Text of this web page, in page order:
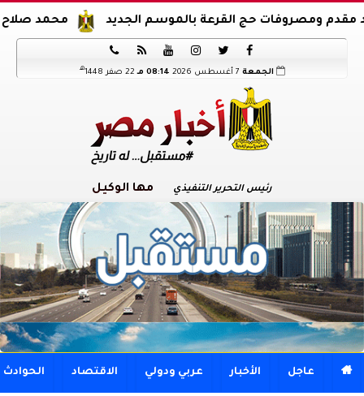
محمد صلاح يوقع عقود حج القرعة بالموسم الجديد






الجمعة 08:14 مـ 22 صفر 1448 هـ
رئيس التحرير التنفيذي مها الوكيل
 عاجل الأخبار عربي ودولي الاقتصاد الحوادث